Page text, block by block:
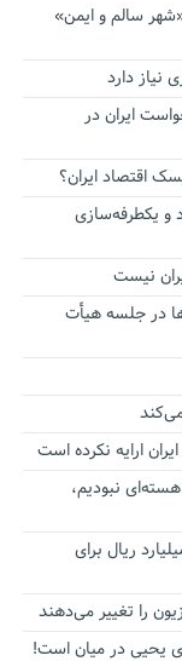
سالم و ایمن»
دارد
۱۰۳ در مأموریت‌ اقیانوسی/ ۵ درخواست ایران در
اقتصاد ایران؟
و یکطرفه‌سازی
نیست
در جلسه هیأت
ارایه نکرده است
نبودیم،
الزام به دریافت صورت های مالی به ۱۰۰ میلیارد ریال برای
را تغییر می‌دهند
یحیی در میان است!